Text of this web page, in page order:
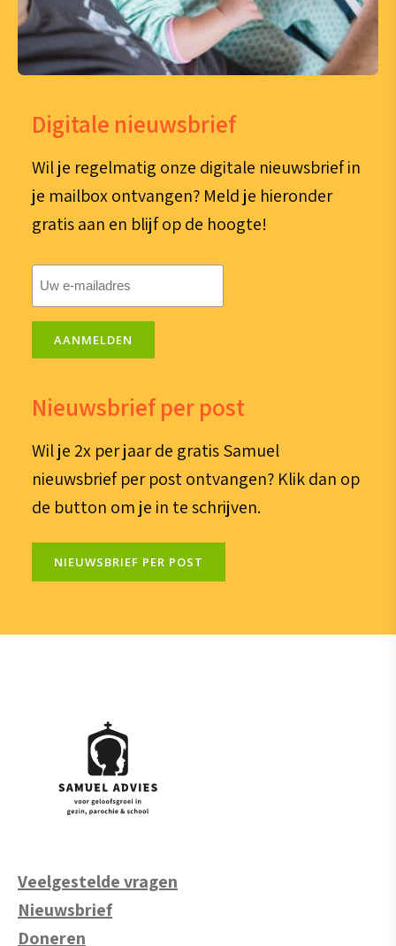
Digitale nieuwsbrief
Wil je regelmatig onze digitale nieuwsbrief in
je mailbox ontvangen? Meld je hieronder
gratis aan en blijf op de hoogte!
mailadres
AANMELDEN
Nieuwsbrief per post
Wil je 2x per jaar de gratis Samuel
nieuwsbrief per post ontvangen? Klik dan op
de button om je in te schrijven.
NIEUWSBRIEF PER POST
Veelgestelde vragen
Nieuwsbrief
Doneren